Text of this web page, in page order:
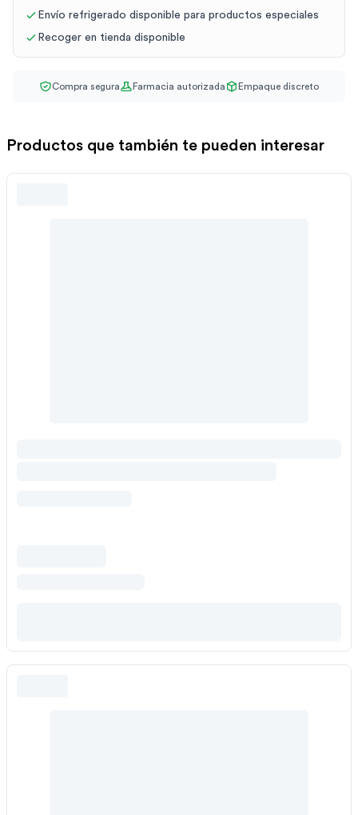
Envío refrigerado disponible para productos especiales
Recoger en tienda disponible
Compra segura Farmacia autorizada Empaque discreto
Productos que también te pueden interesar